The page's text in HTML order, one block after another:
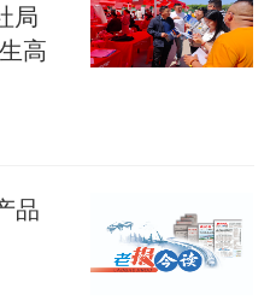
、飞行频次最密集
造了 “玩航空、到桃
覆盖“一链九块”，涵
均考证量居北方第
局
高
品